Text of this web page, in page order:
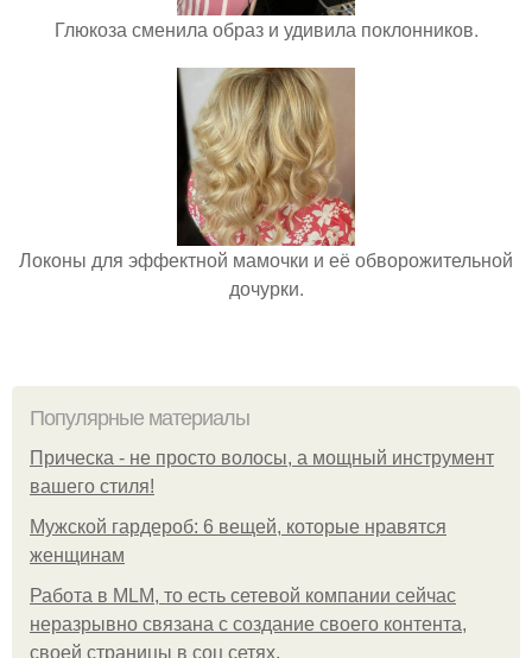
Глюкоза сменила образ и удивила поклонников.
Локоны для эффектной мамочки и её обворожительной
дочурки.
Популярные материалы
Прическа - не просто волосы, а мощный инструмент
вашего стиля!
Мужской гардероб: 6 вещей, которые нравятся
женщинам
Работа в MLM, то есть сетевой компании сейчас
неразрывно связана с создание своего контента,
своей страницы в соц сетях.